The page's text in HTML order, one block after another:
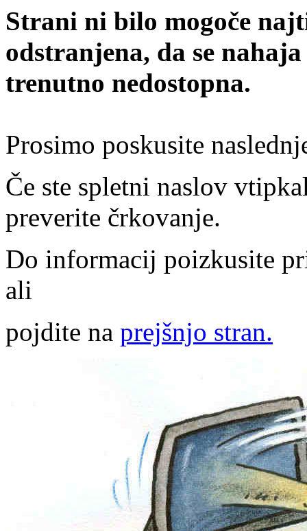
Strani ni bilo mogoče
odstranjena, da se
trenutno nedostopna.
Prosimo poskusite
Če ste spletni naslov
preverite črkovanje.
Do informacij poizkusite
ali
pojdite na prejšnjo stran.